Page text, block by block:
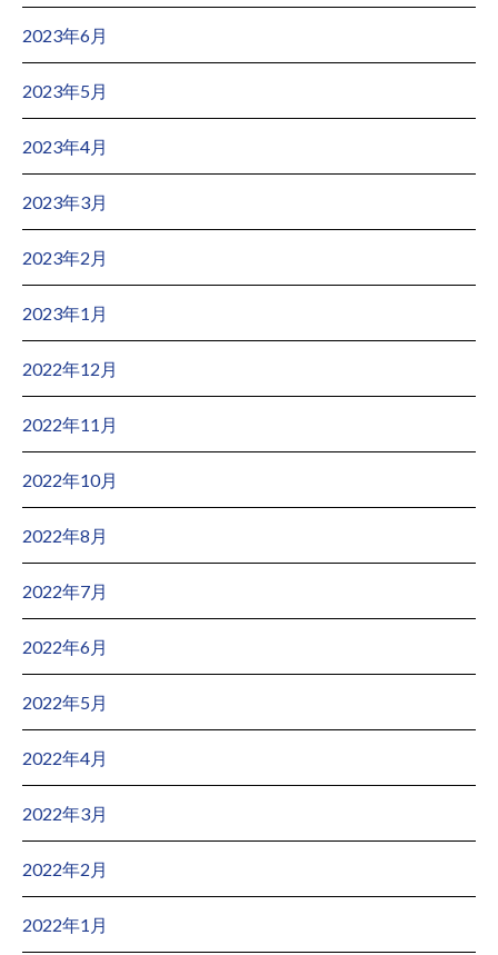
2023年6月
2023年5月
2023年4月
2023年3月
2023年2月
2023年1月
2022年12月
2022年11月
2022年10月
2022年8月
2022年7月
2022年6月
2022年5月
2022年4月
2022年3月
2022年2月
2022年1月